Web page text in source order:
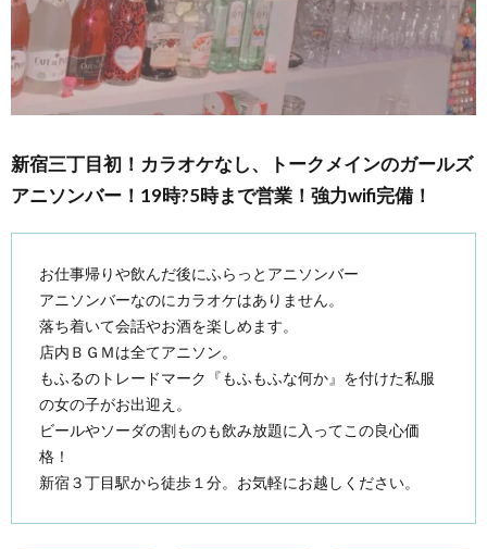
新宿三丁目初！カラオケなし、トークメインのガールズ
アニソンバー！19時?5時まで営業！強力wifi完備！
お仕事帰りや飲んだ後にふらっとアニソンバー
アニソンバーなのにカラオケはありません。
落ち着いて会話やお酒を楽しめます。
店内ＢＧＭは全てアニソン。
もふるのトレードマーク『もふもふな何か』を付けた私服
の女の子がお出迎え。
ビールやソーダの割ものも飲み放題に入ってこの良心価
格！
新宿３丁目駅から徒歩１分。お気軽にお越しください。